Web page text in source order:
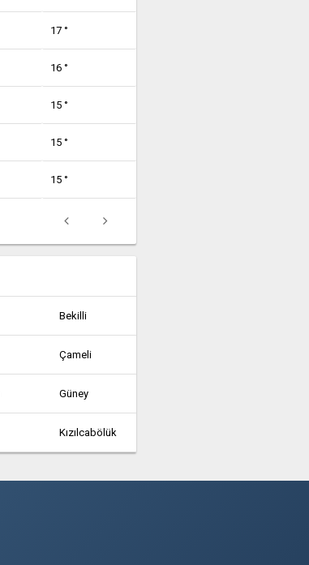
17 °
16 °
15 °
15 °
15 °
Bekilli
Çameli
Güney
Kızılcabölük